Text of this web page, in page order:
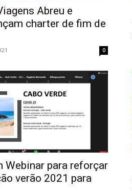
Abreu e
charter de fim de
0
Webinar para reforçar
verão 2021 para